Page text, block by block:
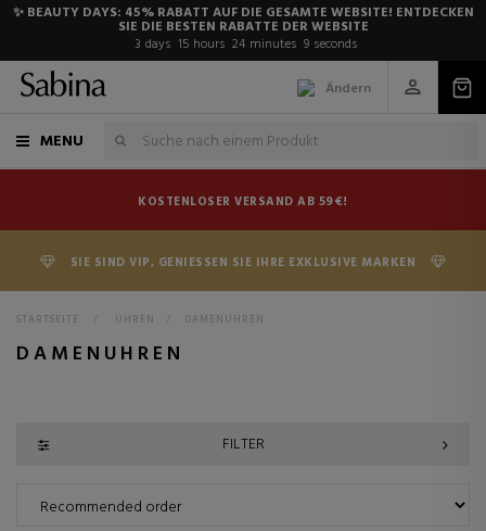
✨ BEAUTY DAYS: 45% RABATT AUF DIE GESAMTE WEBSITE! ENTDECKEN
SIE DIE BESTEN RABATTE DER WEBSITE
3 days 15 hours 24 minutes 8 seconds
Ändern
MENU
KOSTENLOSER VERSAND AB 59€!
SIE SIND VIP, GENIESSEN SIE IHRE EXKLUSIVE MARKEN
STARTSEITE > UHREN > DAMENUHREN
DAMENUHREN
FILTER